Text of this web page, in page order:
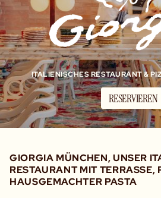
ITALIENISCHES RESTAURANT &
RESERVIEREN
GIORGIA MÜNCHEN, UNSER
RESTAURANT MIT TERRASSE,
HAUSGEMACHTER PASTA